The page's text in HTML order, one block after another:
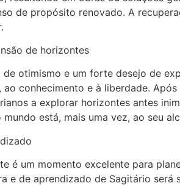
de propósito renovado. A
de horizontes
otimismo e um forte desejo de
ao conhecimento e à liberdade.
a explorar horizontes antes
está, mais uma vez, ao seu
é um momento excelente para
e de aprendizado de Sagitário